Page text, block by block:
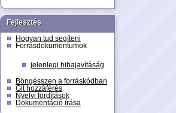
Fejlesztés
Hogyan tud segíteni
Forrásdokumentumok
jelenlegi hibajavításág
Böngésszen a forráskódban
Git hozzáférés
Nyelvi fordítások
Dokumentáció írása